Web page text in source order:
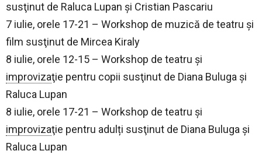
susţinut de Raluca Lupan şi Cristian Pascariu
7 iulie, orele 17-21 – Workshop de muzică de teatru şi
film susţinut de Mircea Kiraly
8 iulie, orele 12-15 – Workshop de teatru şi
improvizaţie pentru copii susţinut de Diana Buluga şi
Raluca Lupan
8 iulie, orele 17-21 – Workshop de teatru şi
improvizaţie pentru adulți susţinut de Diana Buluga şi
Raluca Lupan